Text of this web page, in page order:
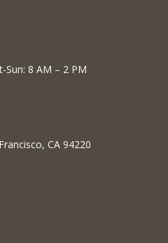
Sun: 8 AM – 2 PM
CA 94220